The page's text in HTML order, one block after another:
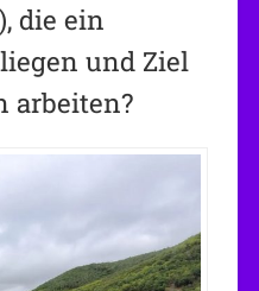
die ein
und Ziel
arbeiten?